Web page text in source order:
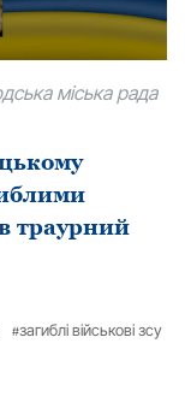
міська рада
траурний
загиблі військові зсу